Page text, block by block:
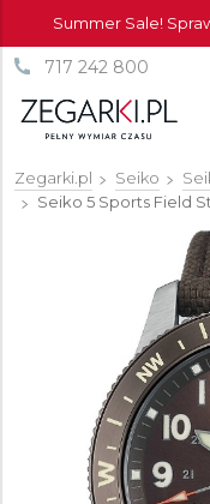
Summer Sale!
717 242 800
Zegarki.pl Seiko
Seiko 5 Sports Field